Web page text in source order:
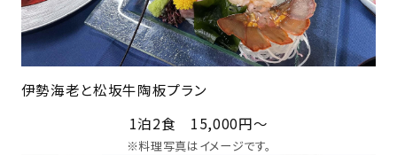
伊勢海老と松坂牛陶板プラン
1泊2食 15,000円～
※料理写真はイメージです。